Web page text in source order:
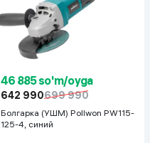
46 885 so'm/oyga
642 990699 990
Болгарка (УШМ) Pollwon PW115-
125-4, синий